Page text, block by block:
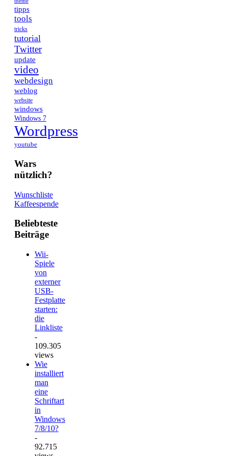
tipps
tools
tricks
tutorial
Twitter
update
video
webdesign
weblog
website
windows
Windows 7
Wordpress
youtube
Wars
nützlich?
Wunschliste
Kaffeespende
Beliebteste
Beiträge
Wii-
Spiele
von
externer
USB-
Festplatte
starten:
die
Linkliste
-
109.305
views
Wie
installiert
man
eine
Schriftart
in
Windows
7/8/10?
-
92.715